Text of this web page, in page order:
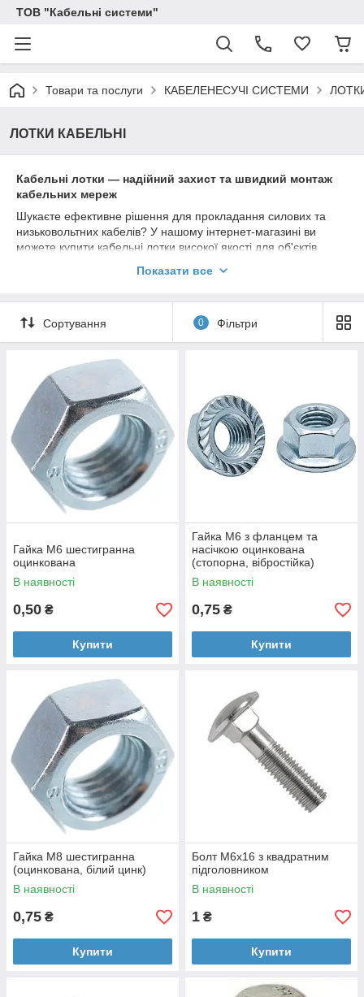
ТОВ "Кабельні системи"
Товари та послуги КАБЕЛЕНЕСУЧІ СИСТЕМИ
ЛОТКИ КАБЕЛЬНІ
Кабельні лотки — надійний захист та швидкий монтаж
кабельних мереж
Шукаєте ефективне рішення для прокладання силових та
низьковольтних кабелів? У нашому інтернет-магазині ви
можете купити кабельні лотки високої якості для об'єктів
промислових підприємств.
У нашому асортименті представлені:
Перфоровані лотки:
ідеальні для ліній, що
Неперфоровані (суцільні) лотки:
максимальний захист кабелю від пилу, вологи та
механічних пошкоджень.
Дротяні (сітчасті) лотки:
легкі в монтажі, підходять
для складних трас із великою кількістю поворотів.
Кабельрости (драбинні):надміцні конструкції для
прокладання важких кабельних ліній на великих
прольотах.
Показати все
Сортування 0 Фільтри
Гайка M6 шестигранна
оцинкована
В наявності
0,50 ₴
Купити
Гайка М6 з фланцем та
насічкою оцинкована
(стопорна, вібростійка)
В наявності
0,75 ₴
Купити
Гайка М8 шестигранна
(оцинкована, білий цинк)
В наявності
0,75 ₴
Купити
Болт M6х16 з квадратним
підголовником
В наявності
1 ₴
Купити